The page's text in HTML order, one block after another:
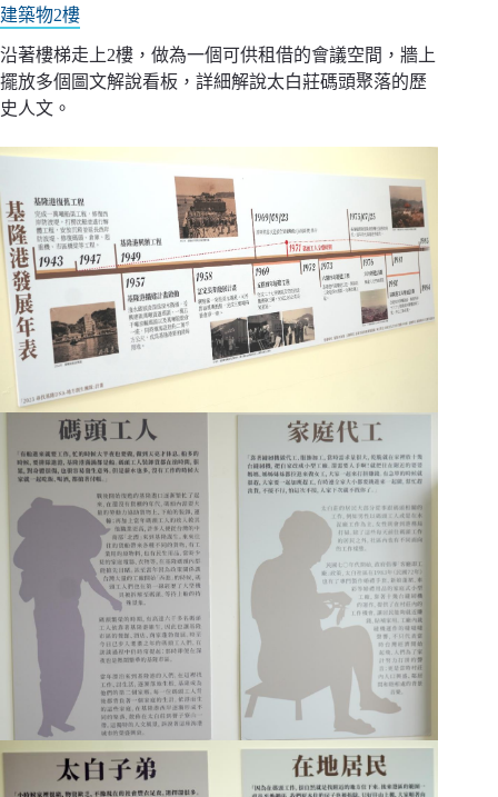
建築物2樓
沿著樓梯走上2樓，做為一個可供租借的會議空間，牆上
擺放多個圖文解說看板，詳細解說太白莊碼頭聚落的歷
史人文。